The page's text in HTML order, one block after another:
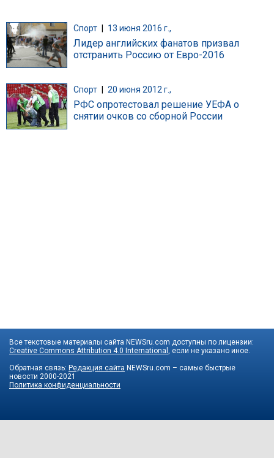
Спорт 13 июня 2016 г.,
Лидер английских фанатов призвал
отстранить Россию от Евро-2016
Спорт 20 июня 2012 г.,
РФС опротестовал решение УЕФА о
снятии очков со сборной России
Все текстовые материалы сайта NEWSru.com доступны по лицензии:
Creative Commons Attribution 4.0 International , если не указано иное.
Обратная связь: Редакция сайта NEWSru.com – самые быстрые
новости 2000-2021
Политика конфиденциальности